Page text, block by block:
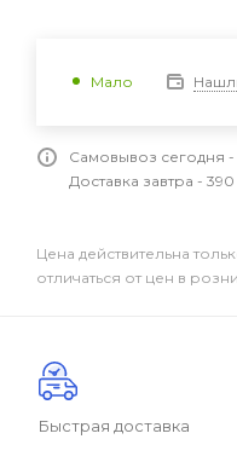
Мало
Самовывоз сегодня
Доставка завтра -
Цена действительна
отличаться от цен в
Быстрая доставка